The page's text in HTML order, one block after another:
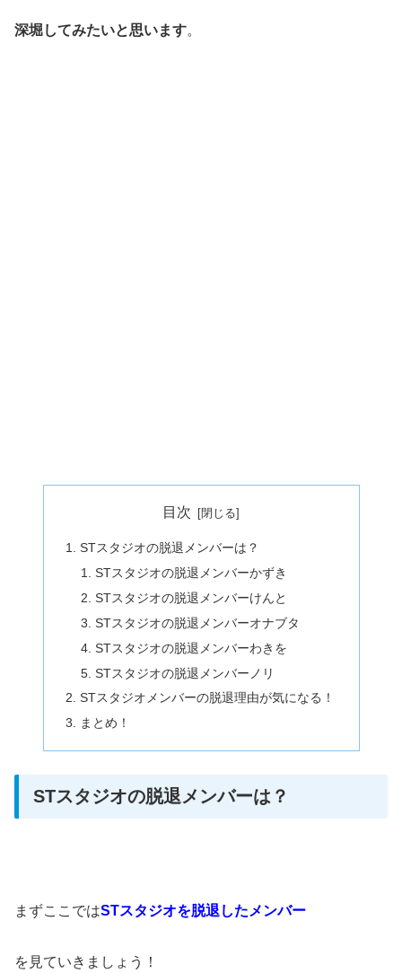
深堀してみたいと思います。
目次
STスタジオの脱退メンバーは？
STスタジオの脱退メンバーかずき
STスタジオの脱退メンバーけんと
STスタジオの脱退メンバーオナブタ
STスタジオの脱退メンバーわきを
STスタジオの脱退メンバーノリ
STスタジオメンバーの脱退理由が気になる！
まとめ！
STスタジオの脱退メンバーは？
まずここではSTスタジオを脱退したメンバー
を見ていきましょう！